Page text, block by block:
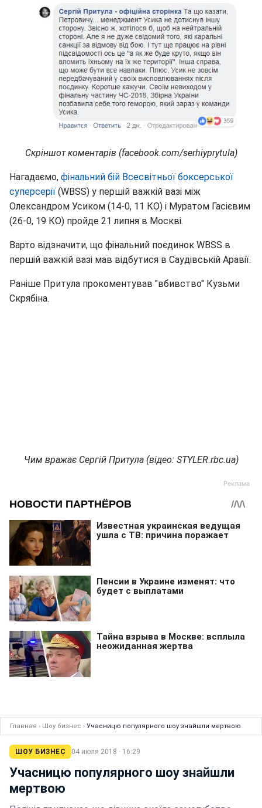
Скріншот коментарів (facebook.com/serhiyprytula)
Нагадаємо, фінальний бій Всесвітньої боксерської
суперсерії (WBSS) у першій важкій вазі між
Олександром Усиком (14-0, 11 КО) і Муратом Гасієвим
(26-0, 19 КО) пройде 21 липня в Москві.
Варто відзначити, що фінальний поєдинок WBSS в
першій важкій вазі мав відбутися в Саудівській Аравії.
Раніше Притула прокоментував "вбивство" Кузьми
Скрябіна.
Чим вражає Сергій Притула (відео: STYLER.rbc.ua)
Главная › Шоу бизнес › Учасницю популярного шоу знайшли мертвою
ШОУ БИЗНЕС 04 июля 2018 · 16:29
Учасницю популярного шоу знайшли
мертвою